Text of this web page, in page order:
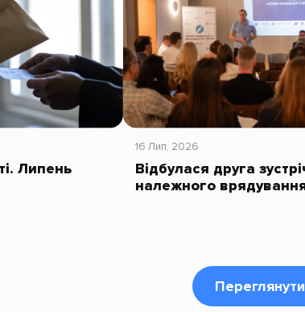
Липень
16 Лип, 2026
Відбулася друга
належного